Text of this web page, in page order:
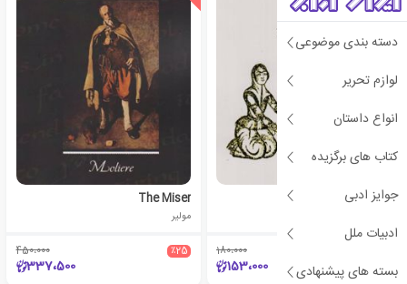
دسته بندی موضوعی
لوازم تحریر
انواع داستان
کتاب های برگزیده
جوایز ادبی
ادبیات ملل
بسته های پیشنهادی
گزارش مردم گریز
180،000
153،000
The Miser
مولیر
٪25 450،000
337،500